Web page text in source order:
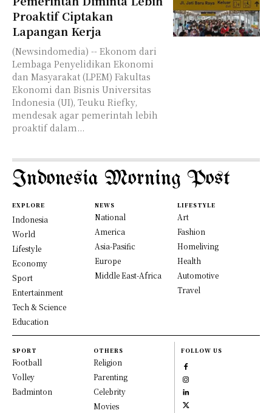
Proaktif Ciptakan
Lapangan Kerja
(Newsindomedia) -- Ekonom dari
Lembaga Penyelidikan Ekonomi
dan Masyarakat (LPEM) Fakultas
Ekonomi dan Bisnis Universitas
Indonesia (UI), Teuku Riefky,
mendesak agar pemerintah lebih
proaktif dalam...
Indonesia Morning Post
EXPLORE
Indonesia
World
Lifestyle
Economy
Sport
Entertainment
Tech & Science
Education
NEWS
National
America
Asia-Pasific
Europe
Middle East-Africa
LIFESTYLE
Art
Fashion
Homeliving
Health
Automotive
Travel
SPORT
Football
Volley
Badminton
OTHERS
Religion
Parenting
Celebrity
Movies
FOLLOW US